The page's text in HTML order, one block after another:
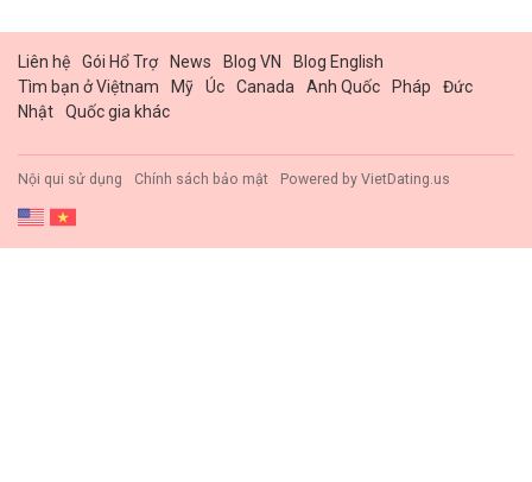
Liên hệ Gói Hổ Trợ News Blog VN
Blog English
Tìm bạn ở Việtnam
Mỹ Úc Canada Anh Quốc Pháp
Đức
Nhật
Quốc gia khác
Nội qui sử dụng Chính sách bảo mật Powered by VietDating.us